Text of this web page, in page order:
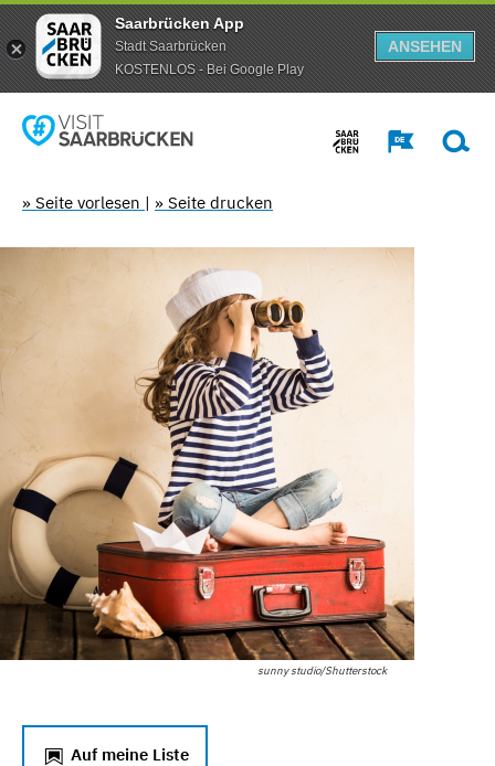
Saarbrücken App
Stadt Saarbrücken
KOSTENLOS - Bei Google Play
ANSEHEN
» Seite vorlesen | » Seite drucken
sunny studio/Shutterstock
Auf meine Liste